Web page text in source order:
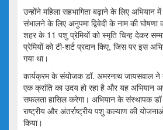
उन्होंने महिला सहभागिता बढ़ाने के लिए अभियान
संभालने के लिए अनुपमा द्विवेदी के नाम की
शहर के 11 पशु प्रेमियों को स्मृति चिन्ह देकर
प्रेमियों को टी-शर्ट प्रदान किए, जिस पर इस
गया था।
कार्यक्रम के संयोजक डॉ. अमरनाथ जायसवाल ने
एक क्रांति का उदय हो रहा है और यह अभियान
सफलता हासिल करेगा। अभियान के संस्थापक
राष्ट्रीय और अंतर्राष्ट्रीय पशु कल्याण की
किया।